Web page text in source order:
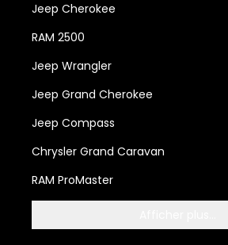
Jeep Cherokee
RAM 2500
Jeep Wrangler
Jeep Grand Cherokee
Jeep Compass
Chrysler Grand Caravan
RAM ProMaster